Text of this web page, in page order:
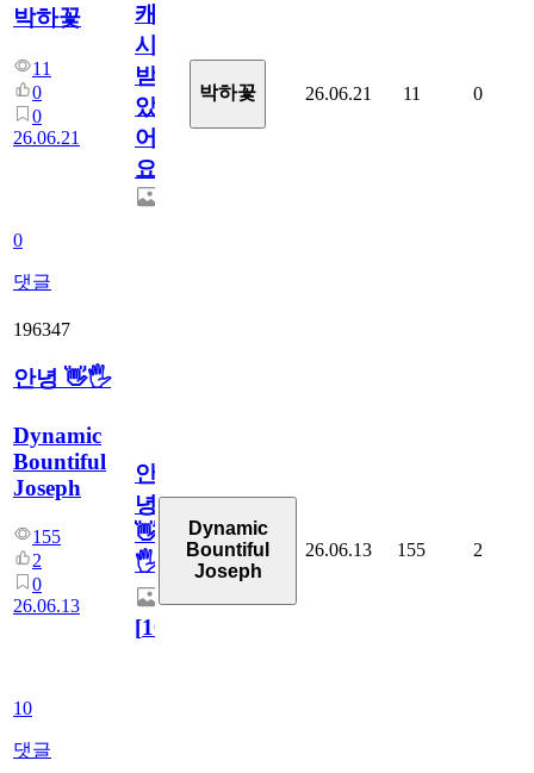
박하꽃
11
0
0
26.06.21
0
댓글
캐
시
받
았
어
요.
박하꽃 26.06.21 11 0
196347
안녕 👋🖐
Dynamic
Bountiful
Joseph
155
2
0
26.06.13
10
댓글
안
녕
👋
🖐
[10
Dynamic
Bountiful
Joseph
26.06.13 155 2